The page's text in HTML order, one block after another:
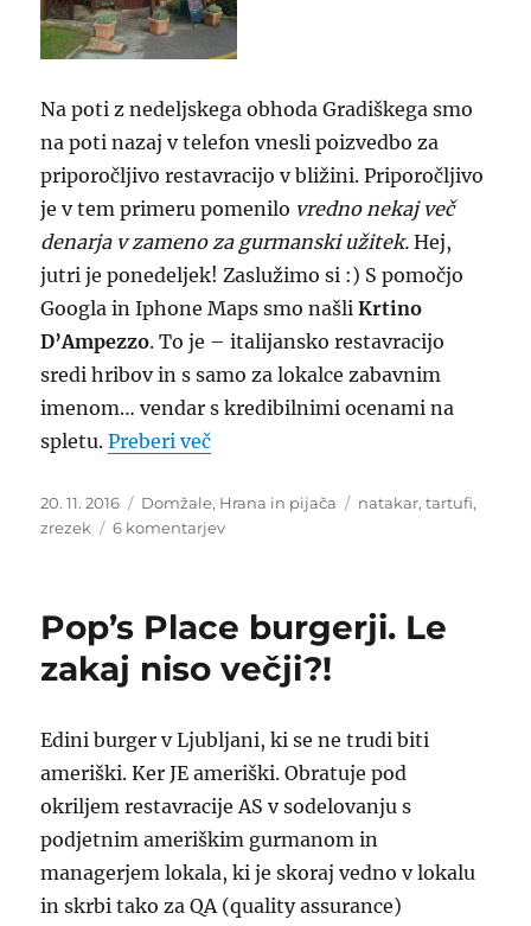
Na poti z nedeljskega obhoda Gradiškega smo
na poti nazaj v telefon vnesli poizvedbo za
priporočljivo restavracijo v bližini. Priporočljivo
je v tem primeru pomenilo vredno nekaj več
denarja v zameno za gurmanski užitek.Hej,
jutri je ponedeljek! Zaslužimo si :) S pomočjo
Googla in Iphone Maps smo našliKrtino
D’Ampezzo. To je – italijansko restavracijo
sredi hribov in s samo za lokalce zabavnim
imenom… vendar s kredibilnimi ocenami na
spletu.Preberi več“Gostilna Zajc, Mala Loka,
Objavljeno
dne
20. 11. 2016 Kategorije
Domžale, Hrana in pijača Oznake
natakar,tartufi,
zrezek
6 komentarjevna
Loka,
Domžale.
Samozavest
2.
Pop’s Place burgerji. Le
zakaj niso večji?!
Edini burger v Ljubljani, ki se ne trudi biti
ameriški. Ker JE ameriški. Obratuje pod
okriljem restavracije AS v sodelovanju s
podjetnim ameriškim gurmanom in
managerjem lokala, ki je skoraj vedno v lokalu
in skrbi tako za QA (quality assurance)